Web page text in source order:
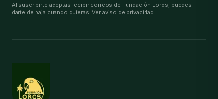
Al suscribirte aceptas recibir correos de Fundación Loros; puedes
darte de baja cuando quieras. Ver aviso de privacidad.